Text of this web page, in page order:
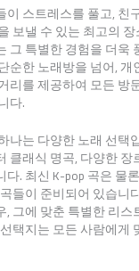
이 스트레스를 풀고, 친
보낼 수 있는 최고의
그 특별한 경험을 더욱
순한 노래방을 넘어,
리를 제공하여 모든 방
다.
나는 다양한 노래 선택
클래식 명곡, 다양한
. 최신 K-pop 곡은 물
들이 준비되어 있습니
그에 맞춘 특별한 리스
택지는 모든 사람에게